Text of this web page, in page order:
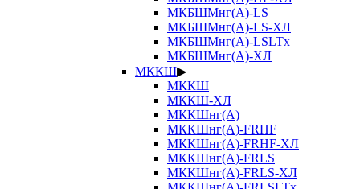
МКБШМнг(А)-LS
МКБШМнг(А)-LS-ХЛ
МКБШМнг(А)-LSLTx
МКБШМнг(А)-ХЛ
МККШ▶
МККШ
МККШ-ХЛ
МККШнг(А)
МККШнг(А)-FRHF
МККШнг(А)-FRHF-ХЛ
МККШнг(А)-FRLS
МККШнг(А)-FRLS-ХЛ